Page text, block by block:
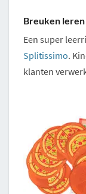
Breuken
Een super
Splitissimo.
klanten